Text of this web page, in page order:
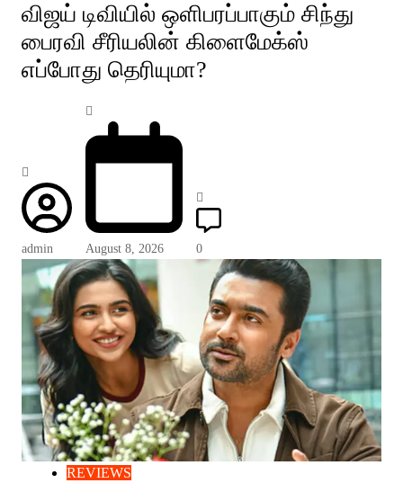
விஜய் டிவியில் ஒளிபரப்பாகும் சிந்து
பைரவி சீரியலின் கிளைமேக்ஸ்
எப்போது தெரியுமா?
admin August 8, 2026 0
REVIEWS